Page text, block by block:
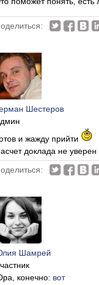
Шестеров
и жажду прийти
доклада не
Шамрей
конечно: вот